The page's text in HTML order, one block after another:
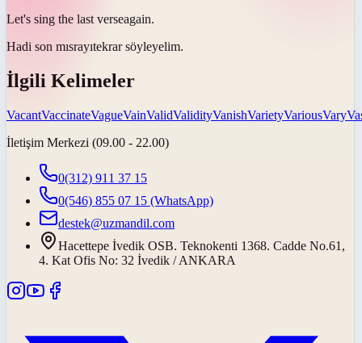
Let's sing the last verseagain.
Hadi son mısrayıtekrar söyleyelim.
İlgili Kelimeler
VacantVaccinateVagueVainValidValidityVanishVarietyVariousVary
İletişim Merkezi (09.00 - 22.00)
0(312) 911 37 15
0(546) 855 07 15 (WhatsApp)
destek@uzmandil.com
Hacettepe İvedik OSB. Teknokenti 1368. Cadde No.61,
4. Kat Ofis No: 32 İvedik / ANKARA